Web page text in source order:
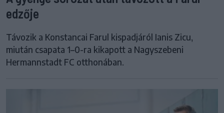
edzője
Távozik a Konstancai Farul kispadjáról Ianis Zicu,
miután csapata 1–0-ra kikapott a Nagyszebeni
Hermannstadt FC otthonában.